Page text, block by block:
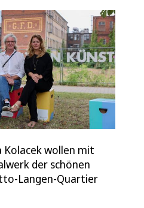
Kolacek wollen mit
der schönen
Langen-Quartier